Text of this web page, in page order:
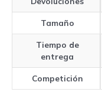
Tamaño
Tiempo de
entrega
Competición